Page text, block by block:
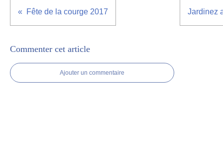
Fête de la courge 2017 Jardinez
Commenter cet article
Ajouter un commentaire